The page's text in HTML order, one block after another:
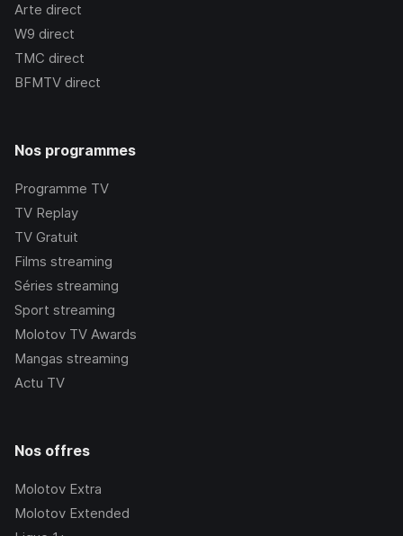
Arte direct
W9 direct
TMC direct
BFMTV direct
Nos programmes
Programme TV
TV Replay
TV Gratuit
Films streaming
Séries streaming
Sport streaming
Molotov TV Awards
Mangas streaming
Actu TV
Nos offres
Molotov Extra
Molotov Extended